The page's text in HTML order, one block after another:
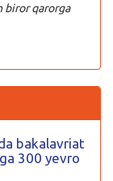
biror qarorga
bakalavriat
300 yevro